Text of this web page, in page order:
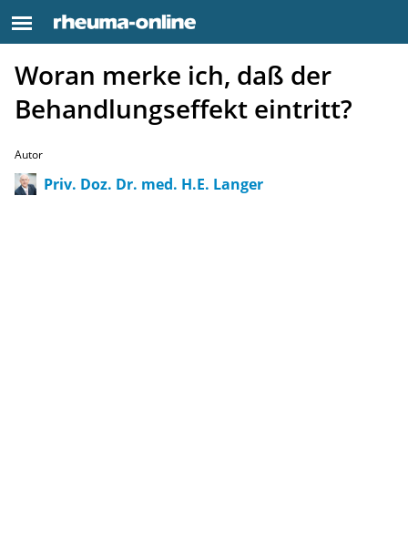
Woran merke ich, daß der
Behandlungseffekt eintritt?
Autor
Priv. Doz. Dr. med. H.E. Langer